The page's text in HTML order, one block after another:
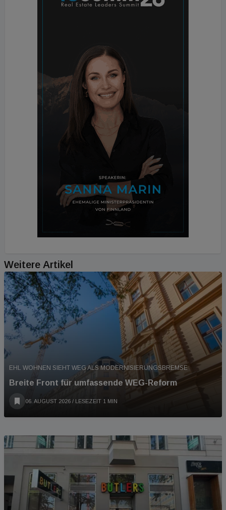
Weitere Artikel
EHL WOHNEN SIEHT WEG ALS MODERNISIERUNGSBREMSE
Breite Front für umfassende WEG-Reform
06. AUGUST 2026 / LESEZEIT 1 MIN